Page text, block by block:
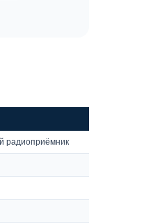
радиоприёмник